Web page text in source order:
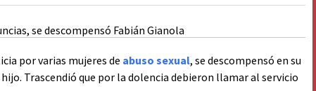
por varias mujeres de abuso sexual, se descompensó en su
Trascendió que por la dolencia debieron llamar al servicio